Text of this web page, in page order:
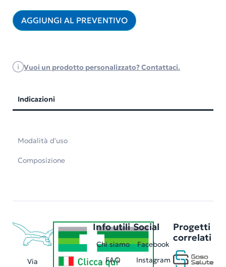
AGGIUNGI AL PREVENTIVO
Vuoi un prodotto personalizzato? Contattaci.
Indicazioni
Modalità d'uso
Composizione
Via
Info utili
Chi siamo
FAQ
Social
Facebook
Instagram
Progetti
correlati